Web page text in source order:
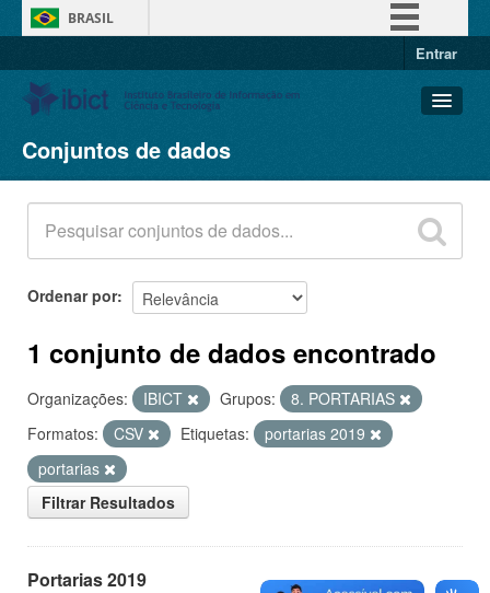
BRASIL
Entrar
Conjuntos de dados
Organizações
Grupos
Sobre
Conjuntos de dados
Ordenar por
1 conjunto de dados encontrado
Organizações: IBICT Grupos:
8. PORTARIAS
Formatos:
CSV Etiquetas:
portarias 2019
portarias
Filtrar Resultados
Portarias 2019